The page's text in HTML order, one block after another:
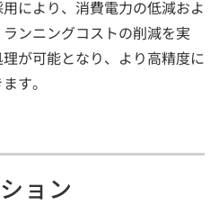
により、消費電力の低減およ
ンニングコストの削減を実
が可能となり、より高精度に
す。
ョン